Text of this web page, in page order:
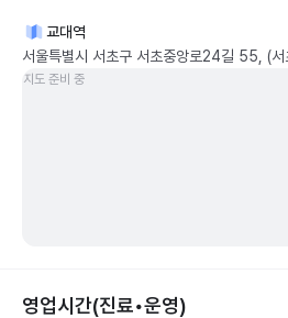
교대역
서울특별시 서초구 서초중앙로24길 55, (
지도 준비 중
영업시간(진료•운영)